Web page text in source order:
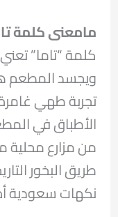
مامعنى كلمة
كلمة “تاما” تعني
ويجسد المطعم
تجربة طهي
الأطباق في
من مزارع محلية
طريق البخور
نكهات سعودية